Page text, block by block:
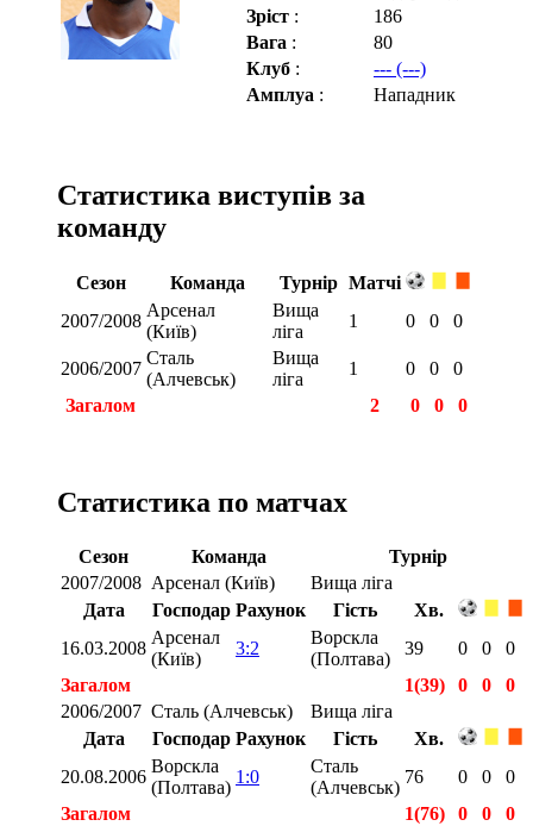
Зріст :
186
Вага :
80
Клуб :
--- (---)
Амплуа : Нападник
Статистика виступів за
команду
Сезон Команда Турнір Матчі
2007/2008
Арсенал
(Київ)
Вища
ліга
1 0 0 0
2006/2007
Сталь
(Алчевськ)
Вища
ліга
1 0 0
0
Загалом
2 0 0 0
Статистика по матчах
Сезон Команда
Турнір
2007/2008 Арсенал (Київ)
Вища ліга
Дата
Господар Рахунок Гість
Хв.
16.03.2008
Арсенал
(Київ)
3:2
Ворскла
(Полтава)
39 0 0
0
Загалом
1(39) 0 0
0
2006/2007 Сталь (Алчевськ)
Вища ліга
Дата
Господар Рахунок Гість
Хв.
20.08.2006
Ворскла
(Полтава)
1:0
Сталь
(Алчевськ)
76 0 0
0
Загалом
1(76) 0 0
0